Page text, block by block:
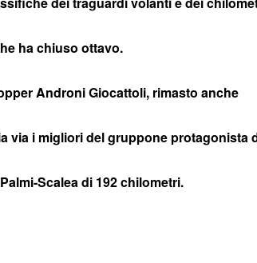
ha chiuso ottavo.
Androni Giocattoli, rimasto anche
via i migliori del gruppone protagonista
Scalea di 192 chilometri.